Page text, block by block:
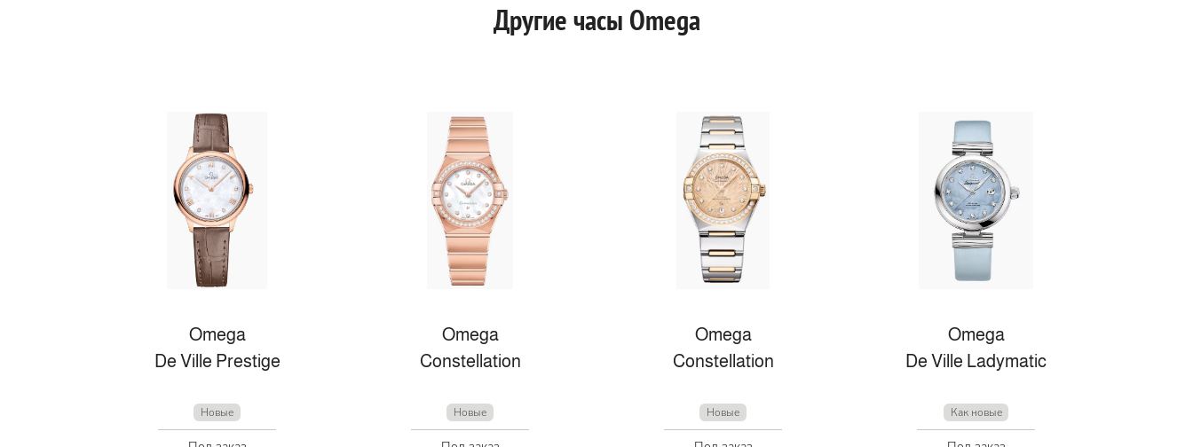
Другие часы Omega
Omega
De Ville Prestige
Новые
Omega
Constellation
Новые
Omega
Constellation
Новые
Omega
De Ville Ladymatic
Как новые